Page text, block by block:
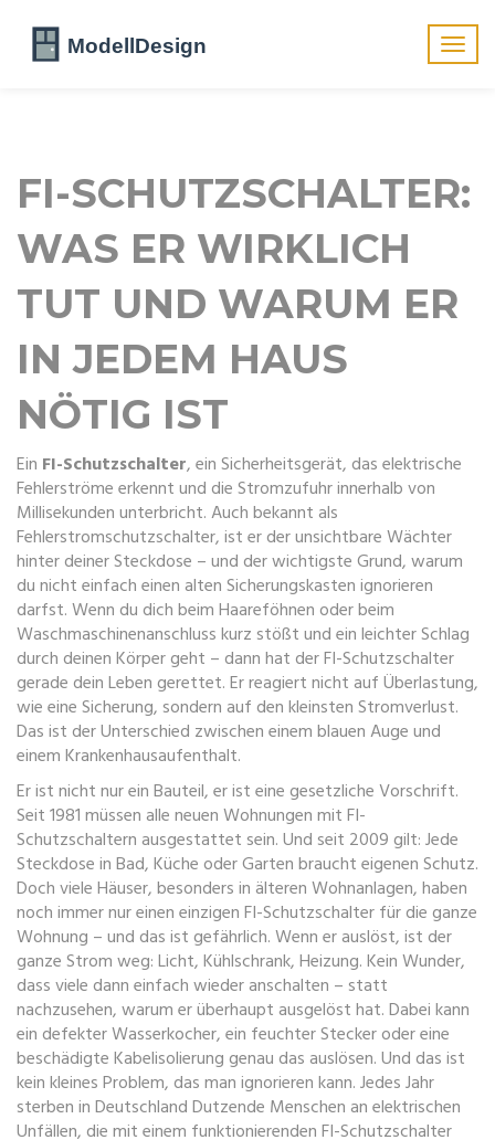
FI-SCHUTZSCHALTER:
WAS ER WIRKLICH
TUT UND WARUM ER
IN JEDEM HAUS
NÖTIG IST
Ein FI-Schutzschalter,ein Sicherheitsgerät, das elektrische
Fehlerströme erkennt und die Stromzufuhr innerhalb von
Millisekunden unterbricht. Auch bekannt als
Fehlerstromschutzschalter, ist er der unsichtbare Wächter
hinter deiner Steckdose – und der wichtigste Grund, warum
du nicht einfach einen alten Sicherungskasten ignorieren
darfst.Wenn du dich beim Haareföhnen oder beim
Waschmaschinenanschluss kurz stößt und ein leichter Schlag
durch deinen Körper geht – dann hat der FI-Schutzschalter
gerade dein Leben gerettet. Er reagiert nicht auf Überlastung,
wie eine Sicherung, sondern auf den kleinsten Stromverlust.
Das ist der Unterschied zwischen einem blauen Auge und
einem Krankenhausaufenthalt.
Er ist nicht nur ein Bauteil, er ist eine gesetzliche Vorschrift.
Seit 1981 müssen alle neuen Wohnungen mit FI-
Schutzschaltern ausgestattet sein. Und seit 2009 gilt: Jede
Steckdose in Bad, Küche oder Garten braucht eigenen Schutz.
Doch viele Häuser, besonders in älteren Wohnanlagen, haben
noch immer nur einen einzigen FI-Schutzschalter für die ganze
Wohnung – und das ist gefährlich. Wenn er auslöst, ist der
ganze Strom weg: Licht, Kühlschrank, Heizung. Kein Wunder,
dass viele dann einfach wieder anschalten – statt
nachzusehen, warum er überhaupt ausgelöst hat. Dabei kann
ein defekter Wasserkocher, ein feuchter Stecker oder eine
beschädigte Kabelisolierung genau das auslösen. Und das ist
kein kleines Problem, das man ignorieren kann. Jedes Jahr
sterben in Deutschland Dutzende Menschen an elektrischen
Unfällen, die mit einem funktionierenden FI-Schutzschalter